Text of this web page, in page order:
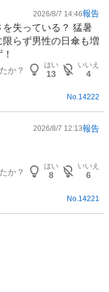
2026/8/7 14:46報告
失っている？ 猛暑
らず男性の日傘も増
か？
はい
13
いいえ
4
No.14222
2026/8/7 12:13報告
か？
はい
8
いいえ
6
No. 14221